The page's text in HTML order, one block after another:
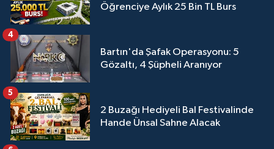
Öğrenciye Aylık 25 Bin TL Burs
Bartın'da Şafak Operasyonu: 5
Gözaltı, 4 Şüpheli Aranıyor
4
2 Buzağı Hediyeli Bal Festivalinde
Hande Ünsal Sahne Alacak
5